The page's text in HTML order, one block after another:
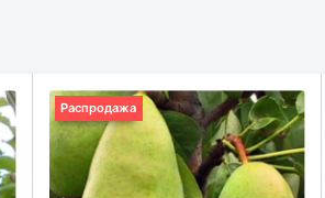
Распродажа